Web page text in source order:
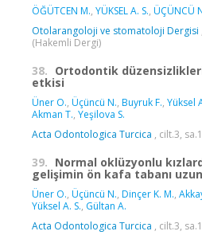
ÖĞÜTCEN M., YÜKSEL A. S., ÜÇÜNCÜ
Otolarangoloji ve stomatoloji Dergisi
(Hakemli Dergi)
38. Ortodontik
etkisi
Üner O., Üçüncü N., Buyruk F., Yüksel
Akman T., Yeşilova S.
Acta Odontologica Turcica , cilt.3,
39. Normal oklüzyonlu
gelişimin ön kafa tabanı
Üner O., Üçüncü N., Dinçer K. M.,
Yüksel A. S., Gültan A.
Acta Odontologica Turcica , cilt.3,